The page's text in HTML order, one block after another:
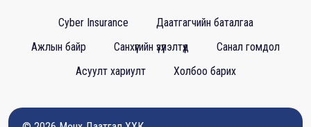
Cyber Insurance
Даатгагчийн баталгаа
Ажлын байр
Санхүүгийн үзүүлэлтүүд
Санал гомдол
Асуулт хариулт
Холбоо барих